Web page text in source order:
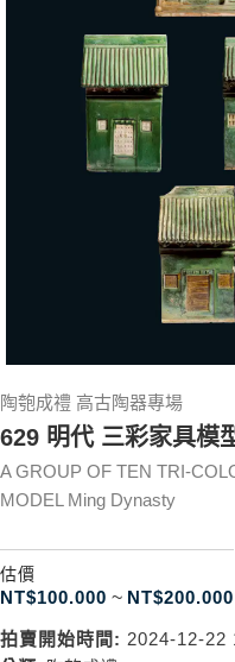
陶匏成禮 高古陶器專場
629 明代 三彩家具模
A GROUP OF TEN TRI-
MODEL Ming Dynasty
估價
NT$100.000 ~ NT$200.000
拍賣開始時間: 2024-12-22